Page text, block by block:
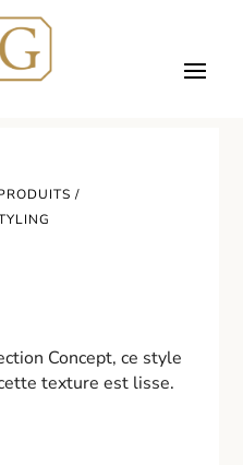
/
Concept, ce style
texture est lisse.